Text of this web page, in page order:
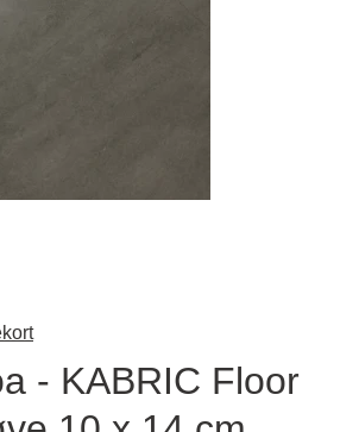
- KABRIC Floor